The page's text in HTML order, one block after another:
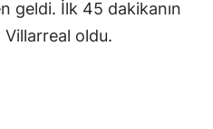
geldi. İlk 45 dakikanın
oldu.